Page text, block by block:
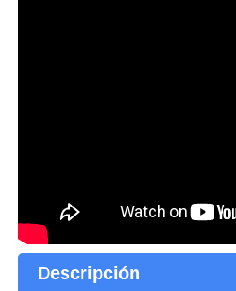
Descripción